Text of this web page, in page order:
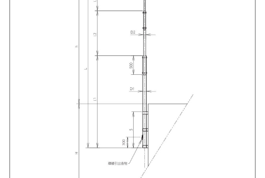
個人データの共同利用について